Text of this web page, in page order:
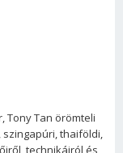
Tony Tan örömteli
szingapúri, thaiföldi,
technikáiról és